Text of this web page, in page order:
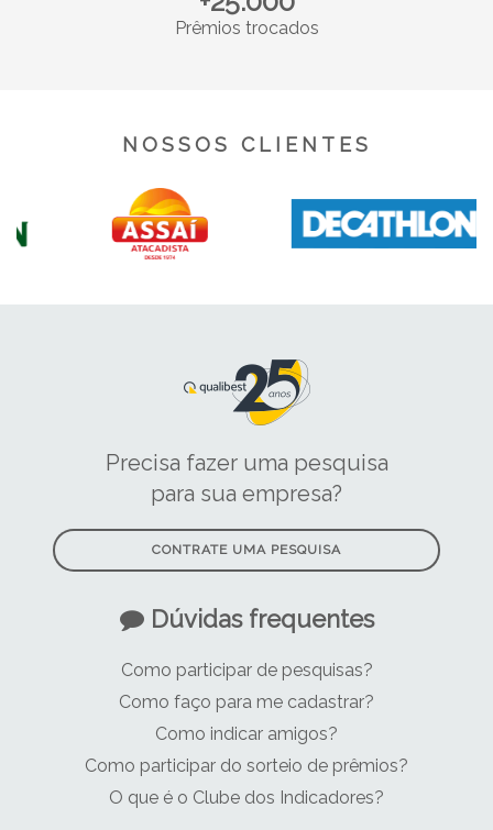
Precisa fazer uma pesquisa
para sua empresa?
CONTRATE UMA PESQUISA
Como participar de pesquisas?
Como faço para me cadastrar?
Como indicar amigos?
Como participar do sorteio de prêmios?
O que é o Clube dos Indicadores?
Ficou com alguma dúvida?